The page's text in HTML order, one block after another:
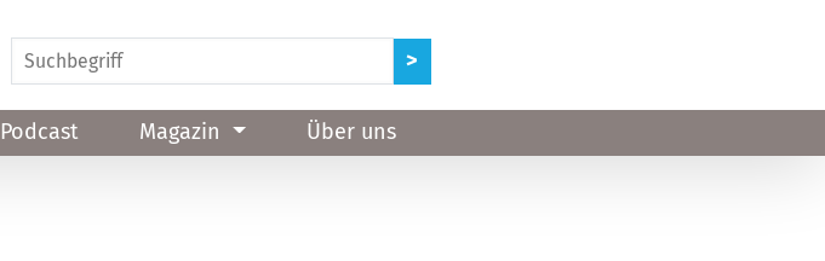
Podcast Magazin Über uns